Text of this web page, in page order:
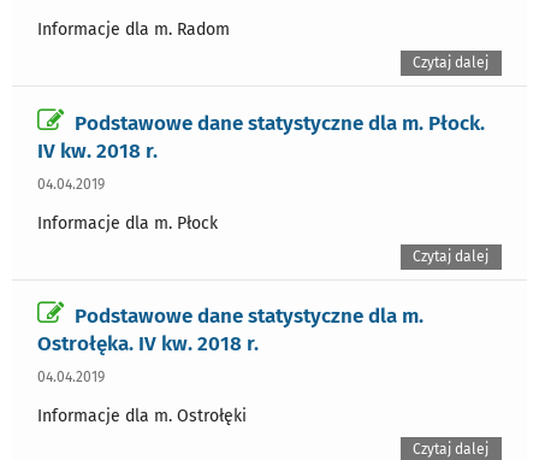
Informacje dla m. Radom
Czytaj dalej
Podstawowe dane statystyczne dla m. Płock.
IV kw. 2018 r.
04.04.2019
Informacje dla m. Płock
Czytaj dalej
Podstawowe dane statystyczne dla m.
Ostrołęka. IV kw. 2018 r.
04.04.2019
Informacje dla m. Ostrołęki
Czytaj dalej